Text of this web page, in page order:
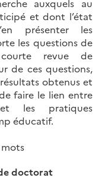
auxquels au
et dont l’état
présenter les
les questions de
revue de
de ces questions,
obtenus et
faire le lien entre
les pratiques
éducatif.
doctorat